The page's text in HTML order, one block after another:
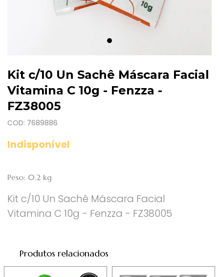
Kit c/10 Un Sachê Máscara Facial
Vitamina C 10g - Fenzza -
FZ38005
COD: 7689886
Indisponível
Peso: 0.2 kg
Kit c/10 Un Sachê Máscara Facial
Vitamina C 10g - Fenzza - FZ38005
Produtos relacionados